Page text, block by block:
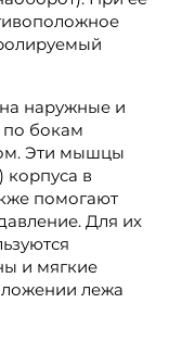
наружные и
по бокам
Эти мышцы
корпуса в
помогают
Для их
и мягкие
лежа